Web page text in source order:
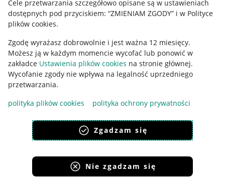
Cele przetwarzania szczegółowo opisane są w ustawieniach
dostępnych pod przyciskiem: “ZMIENIAM ZGODY” i w Polityce
plików cookies.
Zgodę wyrażasz dobrowolnie i jest ważna 12 miesięcy.
Możesz ją w każdym momencie wycofać lub ponowić w
zakładce Ustawienia plików cookies na stronie głównej.
Wycofanie zgody nie wpływa na legalność uprzedniego
przetwarzania.
polityka plików cookies
polityka ochrony prywatności
Zgadzam się
Nie zgadzam się
Udostępnianie lokalizacji
Informacje dla Aktu o Usługach Cyfrowych
Pobierz aplikację
Korzystanie z serwisu oznacza akceptacjęregulaminu